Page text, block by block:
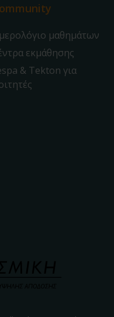
μαθημάτων
εκμάθησης
& Tekton για